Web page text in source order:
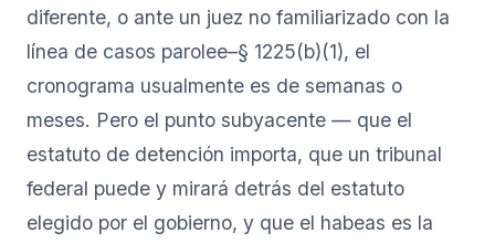
diferente, o ante un juez no familiarizado con la
línea de casos parolee–§ 1225(b)(1), el
cronograma usualmente es de semanas o
meses. Pero el punto subyacente — que el
estatuto de detención importa, que un tribunal
federal puede y mirará detrás del estatuto
elegido por el gobierno, y que el habeas es la